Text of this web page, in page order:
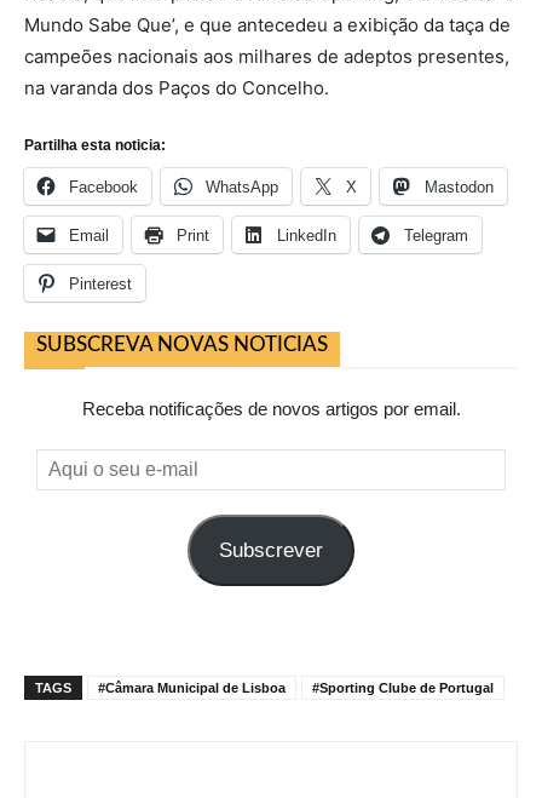
Mundo Sabe Que’, e que antecedeu a exibição da taça de
campeões nacionais aos milhares de adeptos presentes,
na varanda dos Paços do Concelho.
Partilha esta noticia:
Facebook WhatsApp X Mastodon
Email Print LinkedIn Telegram
Pinterest
SUBSCREVA NOVAS NOTICIAS
Receba notificações de novos artigos por email.
Aqui
o
Subscrever
TAGS #Câmara Municipal de Lisboa #Sporting Clube de Portugal